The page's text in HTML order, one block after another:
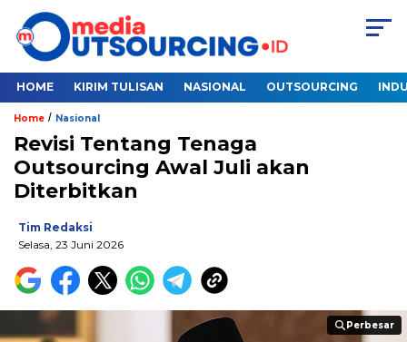
HOME KIRIM TULISAN NASIONAL OUTSOURCING
Home / Nasional
Revisi Tentang Tenaga
Outsourcing Awal Juli akan
Diterbitkan
Tim Redaksi
Selasa, 23 Juni 2026
Perbesar
Perbesar